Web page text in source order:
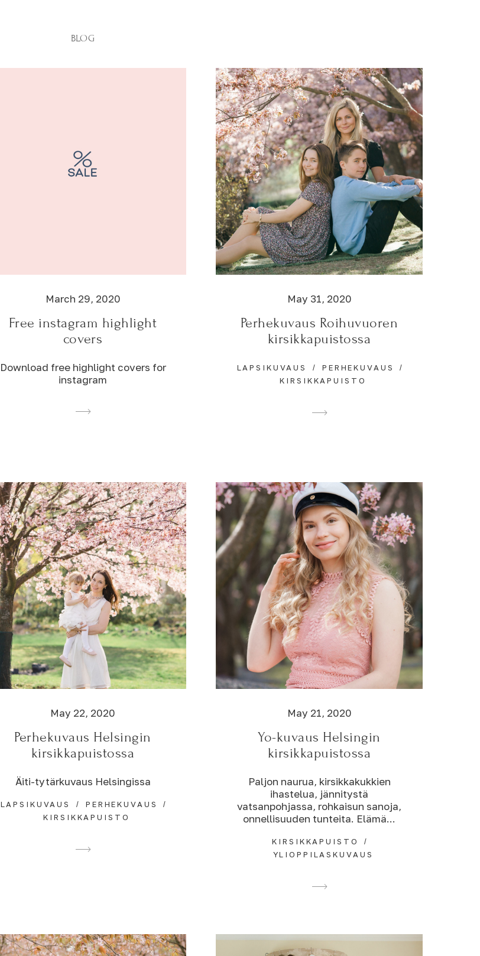
BLOG
March 29, 2020
Free instagram highlight
covers
Download free highlight covers for
instagram
May 31, 2020
Perhekuvaus Roihuvuoren
kirsikkapuistossa
LAPSIKUVAUS
PERHEKUVAUS
KIRSIKKAPUISTO
May 22, 2020
Perhekuvaus Helsingin
kirsikkapuistossa
Äiti-tytärkuvaus Helsingissa
LAPSIKUVAUS
PERHEKUVAUS
KIRSIKKAPUISTO
May 21, 2020
Yo-kuvaus Helsingin
kirsikkapuistossa
Paljon naurua, kirsikkakukkien
ihastelua, jännitystä
vatsanpohjassa, rohkaisun sanoja,
onnellisuuden tunteita. Elämä...
KIRSIKKAPUISTO
YLIOPPILASKUVAUS